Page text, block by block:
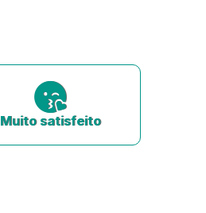
Muito satisfeito